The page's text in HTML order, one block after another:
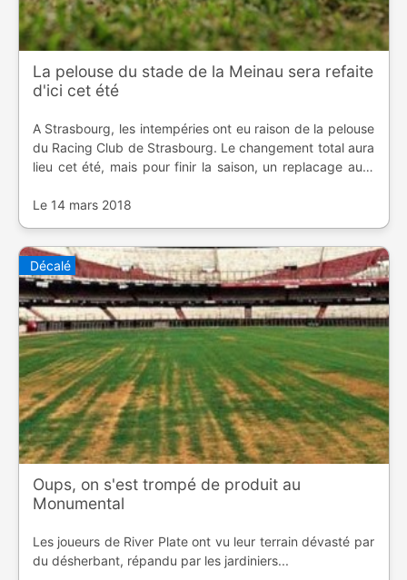
La pelouse du stade de la Meinau sera refaite
d'ici cet été
A Strasbourg, les intempéries ont eu raison de la pelouse
du Racing Club de Strasbourg. Le changement total aura
lieu cet été, mais pour finir la saison, un replacage aura
Le 14 mars 2018
Décalé
Oups, on s'est trompé de produit au
Monumental
Les joueurs de River Plate ont vu leur terrain dévasté par
du désherbant, répandu par les jardiniers...